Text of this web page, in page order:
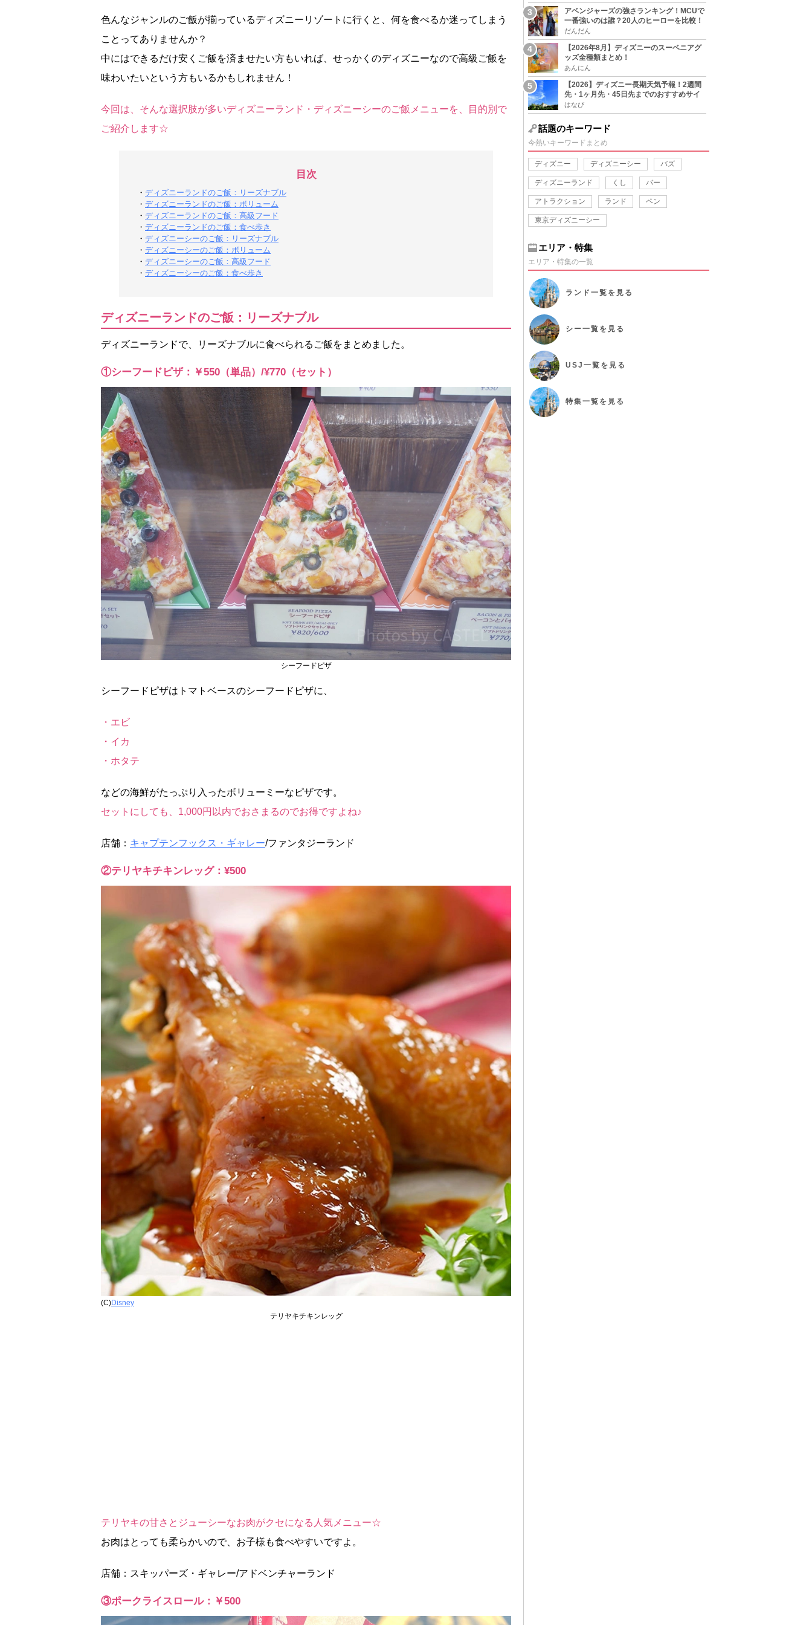
色んなジャンルのご飯が揃っているディズニーリゾートに行くと、何を食べるか迷ってしまう
ことってありませんか？
中にはできるだけ安くご飯を済ませたい方もいれば、せっかくのディズニーなので高級ご飯を
味わいたいという方もいるかもしれません！
今回は、そんな選択肢が多いディズニーランド・ディズニーシーのご飯メニューを、目的別で
ご紹介します☆
目次
・ ディズニーランドのご飯：リーズナブル
・ ディズニーランドのご飯：ボリューム
・ ディズニーランドのご飯：高級フード
・ ディズニーランドのご飯：食べ歩き
・ ディズニーシーのご飯：リーズナブル
・ ディズニーシーのご飯：ボリューム
・ ディズニーシーのご飯：高級フード
・ ディズニーシーのご飯：食べ歩き
ディズニーランドのご飯：リーズナブル
ディズニーランドで、リーズナブルに食べられるご飯をまとめました。
①シーフードピザ：￥550（単品）/¥770（セット）
シーフードピザ
シーフードピザはトマトベースのシーフードピザに、
・エビ
・イカ
・ホタテ
などの海鮮がたっぷり入ったボリューミーなピザです。
セットにしても、1,000円以内でおさまるのでお得ですよね♪
店舗： キャプテンフックス・ギャレー/ファンタジーランド
②テリヤキチキンレッグ：¥500
(C)Disney
テリヤキチキンレッグ
テリヤキの甘さとジューシーなお肉がクセになる人気メニュー☆
お肉はとっても柔らかいので、お子様も食べやすいですよ。
店舗：スキッパーズ・ギャレー/アドベンチャーランド
③ポークライスロール：￥500
アベンジャーズの強さランキング！MCUで
一番強いのは誰？20人のヒーローを比較！
だんだん
【2026年8月】ディズニーのスーベニアグ
ッズ全種類まとめ！
あんにん
【2026】ディズニー長期天気予報！2週間
先・1ヶ月先・45日先までのおすすめサイ
ト＆アプリまとめ！
はなび
話題のキーワード
今熱いキーワードまとめ
ディズニー ディズニーシー バズ
ディズニーランド くし バー
アトラクション ランド ペン
東京ディズニーシー
エリア・特集
エリア・特集の一覧
ランド 一覧を見る
シー一覧を見る
USJ 一覧を見る
特集一覧を見る